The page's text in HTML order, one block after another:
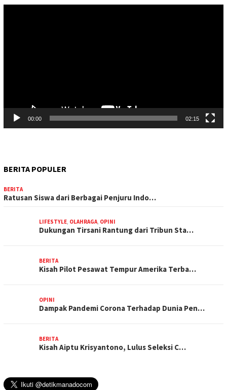
00:00 02:15
BERITA POPULER
BERITA
Ratusan Siswa dari Berbagai Penjuru Indo…
LIFESTYLE, OLAHRAGA, OPINI
Dukungan Tirsani Rantung dari Tribun Sta…
BERITA
Kisah Pilot Pesawat Tempur Amerika Terba…
OPINI
Dampak Pandemi Corona Terhadap Dunia Pen…
BERITA
Kisah Aiptu Krisyantono, Lulus Seleksi C…